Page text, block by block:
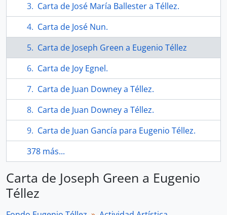
Carta de José María Ballester a Téllez.
Carta de José Nun.
Carta de Joseph Green a Eugenio Téllez
Carta de Joy Egnel.
Carta de Juan Downey a Téllez.
Carta de Juan Downey a Téllez.
Carta de Juan Gancía para Eugenio Téllez.
378 más...
Carta de Joseph Green a Eugenio
Téllez